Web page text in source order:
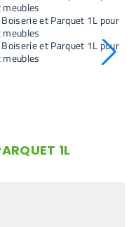
1L